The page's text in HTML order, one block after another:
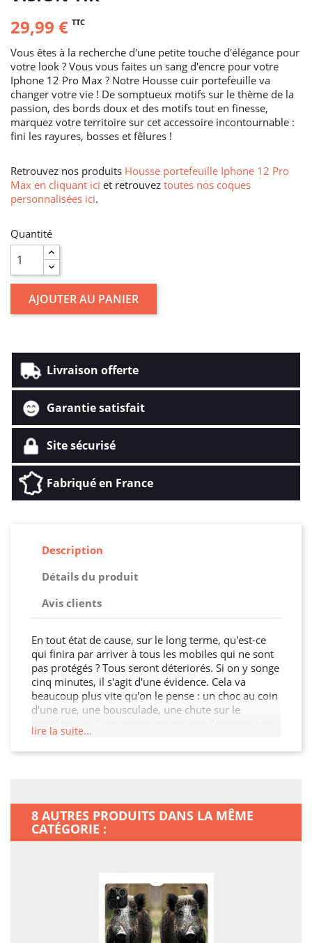
29,99 € TTC
Vous êtes à la recherche d'une petite touche d'élégance pour
votre look ? Vous vous faites un sang d'encre pour votre
Iphone 12 Pro Max ? Notre Housse cuir portefeuille va
changer votre vie ! De somptueux motifs sur le thème de la
passion, des bords doux et des motifs tout en finesse,
marquez votre territoire sur cet accessoire incontournable :
fini les rayures, bosses et fêlures !
Retrouvez nos produits Housse portefeuille Iphone 12 Pro
Max en cliquant ici et retrouvez toutes nos coques
personnalisées ici.
Quantité
AJOUTER AU PANIER
Livraison offerte
Garantie satisfait
Site sécurisé
Fabriqué en France
Description
Détails du produit
Avis clients
En tout état de cause, sur le long terme, qu'est-ce
qui finira par arriver à tous les mobiles qui ne sont
pas protégés ? Tous seront déteriorés. Si on y songe
cinq minutes, il s'agit d'une évidence. Cela va
beaucoup plus vite qu'on le pense : un choc au coin
d'une rue, une bousculade, une chute sur le
précipitamment par terre? Casser une touche, ça va
vite, ça va très très vite ! Malheureusement, la
féler, et aujourd'hui, il est également possible de
tordre la Housse cuir portefeuille? Acheter une
protection adaptée, c'est une marque d'intelligence !
lire la suite...
8 AUTRES PRODUITS DANS LA MÊME
CATÉGORIE :